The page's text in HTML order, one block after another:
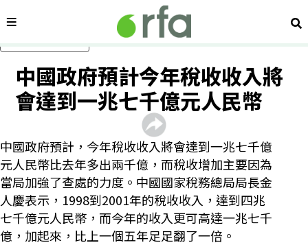
內容分類 搜
中國政府預計今年稅收收入將
會達到一兆七千億元人民幣
中國政府預計，今年稅收收入將會達到一兆七千億
元人民幣比去年多出兩千億，而稅收增加主要因為
當局加強了查處的力度。中國國家稅務總局局長金
人慶表示，1998到2001年的稅收收入，達到四兆
七千億元人民幣，而今年的收入更可高達一兆七千
億，加起來，比上一個五年足足翻了一倍。